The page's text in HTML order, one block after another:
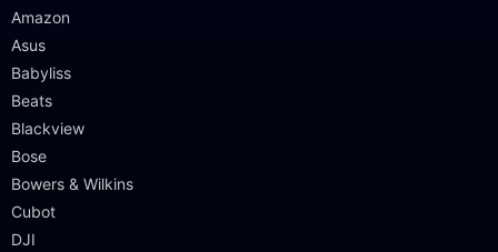
Amazon
Asus
Babyliss
Beats
Blackview
Bose
Bowers & Wilkins
Cubot
DJI